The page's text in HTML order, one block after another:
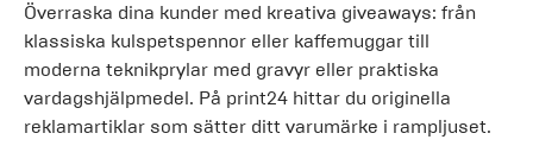
Överraska dina kunder med kreativa giveaways: från
klassiska kulspetspennor eller kaffemuggar till
moderna teknikprylar med gravyr eller praktiska
vardagshjälpmedel. På print24 hittar du originella
reklamartiklar som sätter ditt varumärke i rampljuset.